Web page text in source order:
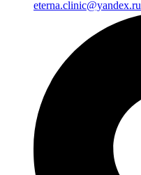
eterna.clinic@yandex.ru